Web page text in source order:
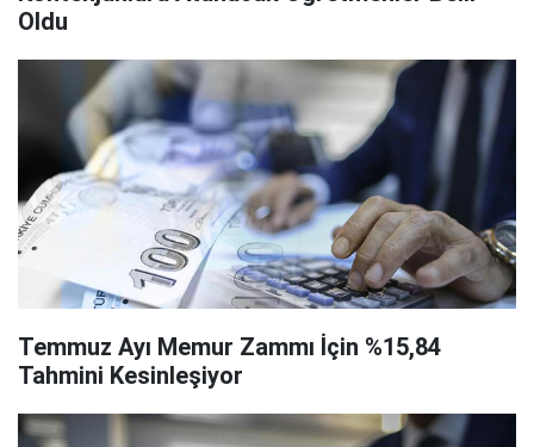
Oldu
Temmuz Ayı Memur Zammı İçin %15,84
Tahmini Kesinleşiyor